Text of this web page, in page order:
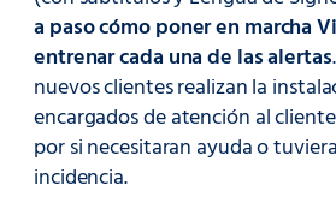
a paso cómo poner en marcha
entrenar cada una de las alertas
nuevos clientes realizan la
encargados de atención al
por si necesitaran ayuda o
incidencia.